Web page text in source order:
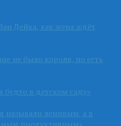
Дейка, как жена ждёт
не было короля, но есть
в детском саду»
называли ленивым, а в